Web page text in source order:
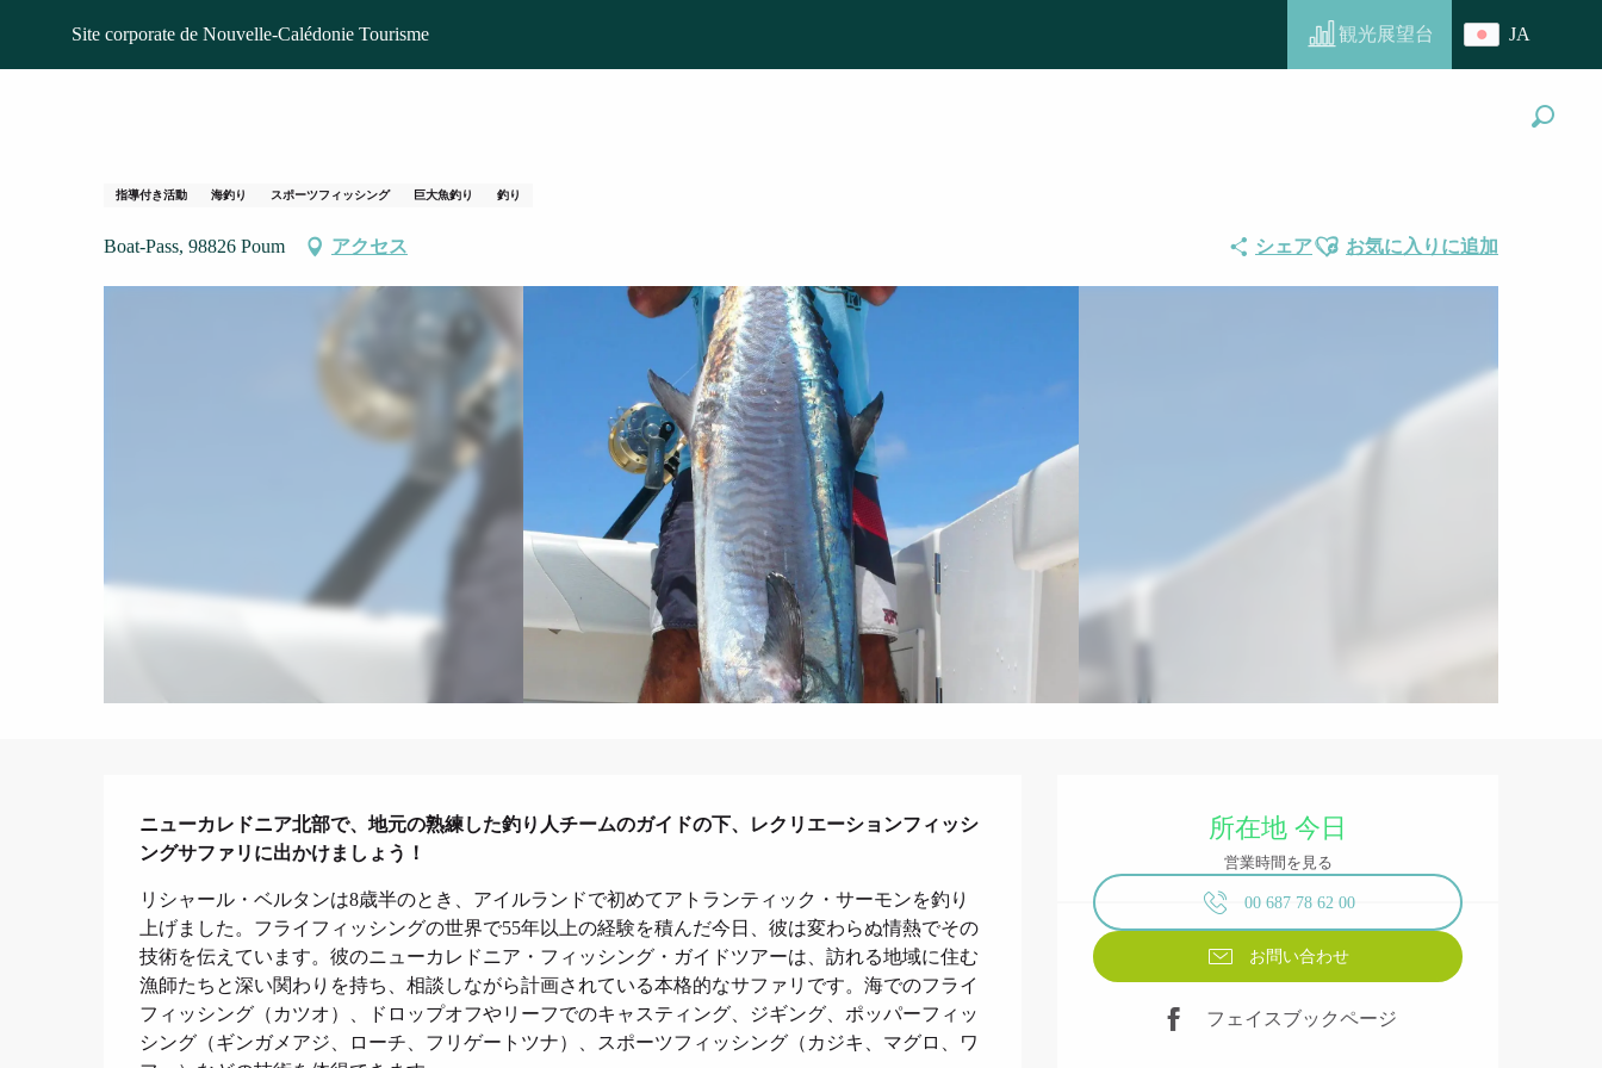
contenu
Site corporate de Nouvelle-Calédonie Tourisme 観光展望台 JA
ホームページ Sortie pêche - New Caledonia Fishing Safaris
指導付き活動 海釣り スポーツフィッシング 巨大魚釣り 釣り
Boat-Pass, 98826 Poum アクセス シェアAjouter aux favoris
お気に入りに追加
営業時間と連絡先
所在地 今日
営業時間を見る
00 687 78 62 00
お問い合わせ
フェイスブックページ
説明
ニューカレドニア北部で、地元の熟練した釣り人チームのガイドの下、レクリエーションフィッシ
ングサファリに出かけましょう！
リシャール・ベルタンは8歳半のとき、アイルランドで初めてアトランティック・サーモンを釣り
上げました。フライフィッシングの世界で55年以上の経験を積んだ今日、彼は変わらぬ情熱でその
技術を伝えています。彼のニューカレドニア・フィッシング・ガイドツアーは、訪れる地域に住む
漁師たちと深い関わりを持ち、相談しながら計画されている本格的なサファリです。海でのフライ
フィッシング（カツオ）、ドロップオフやリーフでのキャスティング、ジギング、ポッパーフィッ
シング（ギンガメアジ、ローチ、フリゲートツナ）、スポーツフィッシング（カジキ、マグロ、ワ